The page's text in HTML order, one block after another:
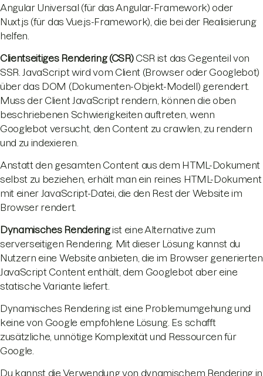
Angular Universal (für das Angular-Framework) oder
Nuxt.js (für das Vue.js-Framework), die bei der Realisierung
helfen.
Clientseitiges Rendering (CSR)CSR ist das Gegenteil von
SSR. JavaScript wird vom Client (Browser oder Googlebot)
über das DOM (Dokumenten-Objekt-Modell) gerendert.
Muss der Client JavaScript rendern, können die oben
beschriebenen Schwierigkeiten auftreten, wenn
Googlebot versucht, den Content zu crawlen, zu rendern
und zu indexieren.
Anstatt den gesamten Content aus dem HTML-Dokument
selbst zu beziehen, erhält man ein reines HTML-Dokument
mit einer JavaScript-Datei, die den Rest der Website im
Browser rendert.
Dynamisches Renderingist eine Alternative zum
serverseitigen Rendering. Mit dieser Lösung kannst du
Nutzern eine Website anbieten, die im Browser generierten
JavaScript Content enthält, dem Googlebot aber eine
statische Variante liefert.
Dynamisches Rendering ist eine Problemumgehung und
keine von Google empfohlene Lösung. Es schafft
zusätzliche, unnötige Komplexität und Ressourcen für
Google.
Du kannst die Verwendung von dynamischem Rendering in